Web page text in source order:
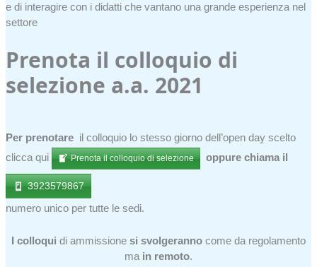
e di interagire con i didatti che vantano una grande esperienza nel
settore
Prenota il colloquio di
selezione a.a. 2021
Per prenotare il colloquio lo stesso giorno dell’open day scelto
clicca qui
Prenota il colloquio di selezione oppure chiama il
3923579867
numero unico per tutte le sedi.
I colloqui di ammissione si svolgeranno come da regolamento
ma in remoto.